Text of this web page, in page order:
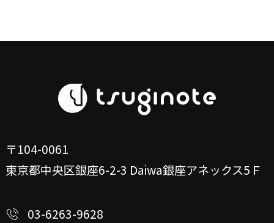
〒104-0061
東京都中央区銀座6-2-3 Daiwa銀座アネックス5Ｆ
03-6263-9628